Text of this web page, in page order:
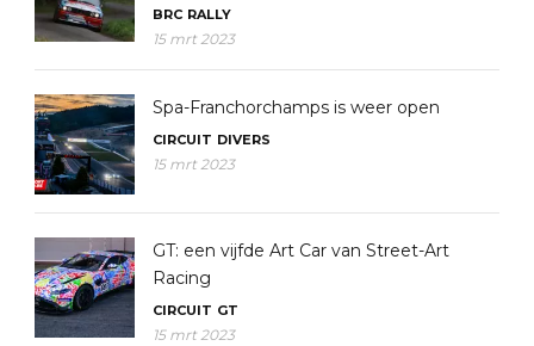
BRC RALLY
15 mrt 2023
Spa-Franchorchamps is weer open
CIRCUIT DIVERS
15 mrt 2023
GT: een vijfde Art Car van Street-Art
Racing
CIRCUIT GT
15 mrt 2023